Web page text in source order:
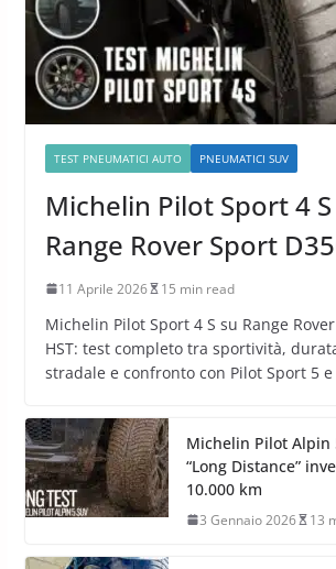
TEST PNEUMATICI AUTO PNEUMATICI SUV
Michelin Pilot Sport 4 S
Range Rover Sport
11 Aprile 2026 15 min read
Michelin Pilot Sport 4 S su Range
HST: test completo tra sportività,
stradale e confronto con Pilot Sport 5 e
Michelin Pilot Alpin
“Long Distance”
10.000 km
3 Gennaio 2026 13